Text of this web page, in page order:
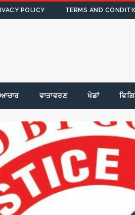
POLICY TERMS AND
ਵਾਤਾਵਰਣ ਖੇਡਾਂ